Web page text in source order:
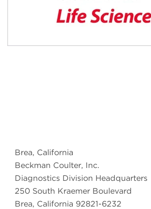
Brea, California
Beckman Coulter, Inc.
Diagnostics Division Headquarters
250 South Kraemer Boulevard
Brea, California 92821-6232